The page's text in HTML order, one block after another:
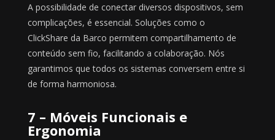
A possibilidade de conectar diversos dispositivos, sem
complicações, é essencial. Soluções como o
ClickShare da Barco permitem compartilhamento de
conteúdo sem fio, facilitando a colaboração. Nós
garantimos que todos os sistemas conversem entre si
de forma harmoniosa.
7 – Móveis Funcionais e
Ergonomia